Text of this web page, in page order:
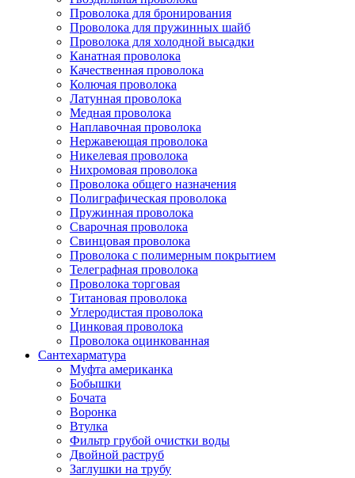
Проволока для бронирования
Проволока для пружинных шайб
Проволока для холодной высадки
Канатная проволока
Качественная проволока
Колючая проволока
Латунная проволока
Медная проволока
Наплавочная проволока
Нержавеющая проволока
Никелевая проволока
Нихромовая проволока
Проволока общего назначения
Полиграфическая проволока
Пружинная проволока
Сварочная проволока
Свинцовая проволока
Проволока с полимерным покрытием
Телеграфная проволока
Проволока торговая
Титановая проволока
Углеродистая проволока
Цинковая проволока
Проволока оцинкованная
Сантехарматура
Муфта американка
Бобышки
Бочата
Воронка
Втулка
Фильтр грубой очистки воды
Двойной раструб
Заглушки на трубу